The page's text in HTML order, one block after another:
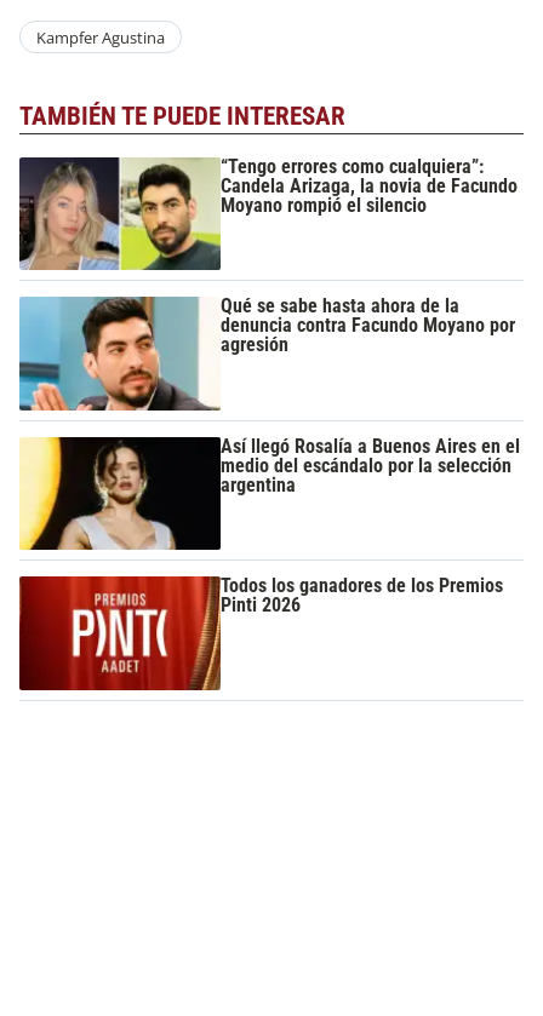
Kampfer Agustina
TAMBIÉN TE PUEDE INTERESAR
“Tengo errores como cualquiera”:
Candela Arizaga, la novia de Facundo
Moyano rompió el silencio
Qué se sabe hasta ahora de la
denuncia contra Facundo Moyano por
agresión
Así llegó Rosalía a Buenos Aires en el
medio del escándalo por la selección
argentina
Todos los ganadores de los Premios
Pinti 2026